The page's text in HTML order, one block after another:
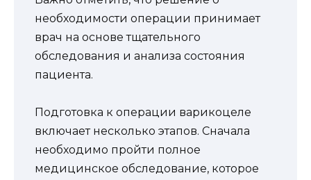
необходимости операции принимает
врач на основе тщательного
обследования и анализа состояния
пациента.
Подготовка к операции варикоцеле
включает несколько этапов. Сначала
необходимо пройти полное
медицинское обследование, которое